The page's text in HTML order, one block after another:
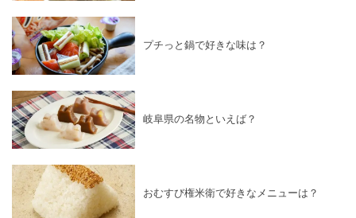
プチっと鍋で好きな味は？
岐阜県の名物といえば？
おむすび権米衛で好きなメニューは？